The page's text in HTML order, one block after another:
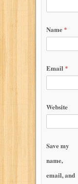
Name *
Email *
Website
Save my
name,
email, and